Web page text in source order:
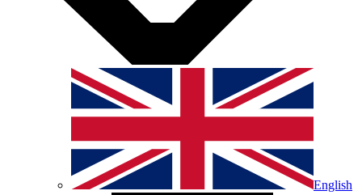
English